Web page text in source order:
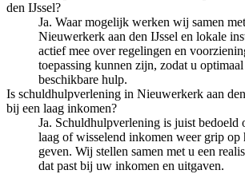
den IJssel?
Ja. Waar mogelijk werken wij samen
Nieuwerkerk aan den IJssel en lokale
actief mee over regelingen en
toepassing kunnen zijn, zodat u
beschikbare hulp.
Is schuldhulpverlening in Nieuwerkerk aan
bij een laag inkomen?
Ja. Schuldhulpverlening is juist bedoeld
laag of wisselend inkomen weer grip op
geven. Wij stellen samen met u een
dat past bij uw inkomen en uitgaven.